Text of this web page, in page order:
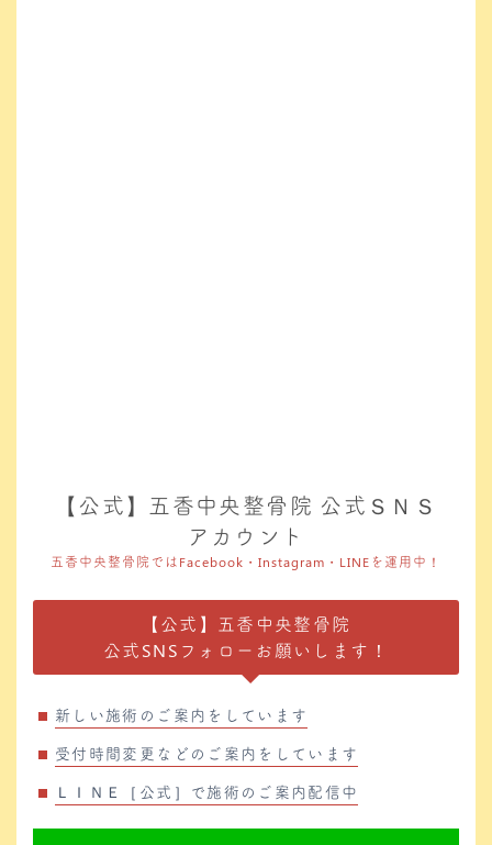
【公式】五香中央整骨院 公式ＳＮＳ
アカウント
五香中央整骨院ではFacebook・Instagram・LINEを運用中！
【公式】五香中央整骨院
公式SNSフォローお願いします！
新しい施術のご案内をしています
受付時間変更などのご案内をしています
ＬＩＮＥ［公式］で施術のご案内配信中